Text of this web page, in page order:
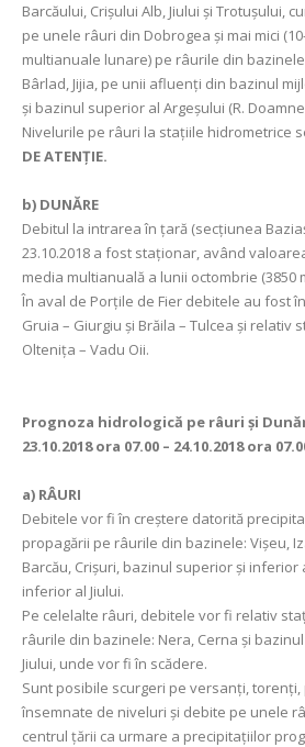
Barcăului, Crișului Alb, Jiului şi Trotuşului,
pe unele râuri din Dobrogea și mai mici
multianuale lunare) pe râurile din
Bârlad, Jijia, pe unii afluenţi din bazinul
și bazinul superior al Argeşului (R.
Nivelurile pe râuri la staţiile hidrometrice
DE ATENŢIE.
b) DUNĂRE
Debitul la intrarea în ţară (secţiunea
23.10.2018 a fost staționar, având
media multianuală a lunii octombrie (3850
În aval de Porţile de Fier debitele au fost
Gruia – Giurgiu și Brăila – Tulcea și relativ
Oltenița – Vadu Oii.
Prognoza hidrologică pe râuri şi
23.10.2018 ora 07.00 – 24.10.2018 ora
a) RÂURI
Debitele vor fi în creștere datorită
propagării pe râurile din bazinele: Vișeu,
Barcău, Crișuri, bazinul superior și inferior
inferior al Jiului.
Pe celelalte râuri, debitele vor fi relativ
râurile din bazinele: Nera, Cerna și
Jiului, unde vor fi în scădere.
Sunt posibile scurgeri pe versanți, torenți,
însemnate de niveluri şi debite pe unele
centrul țării ca urmare a precipitaţiilor